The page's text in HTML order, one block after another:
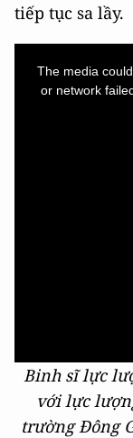
tiếp tục sa lầy.
The media
or network
Binh sĩ lực
với lực
trường Đông